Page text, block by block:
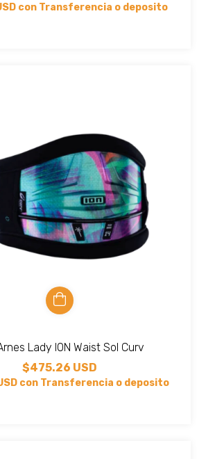
con Transferencia o deposito
Lady ION Waist Sol Curv
$475.26 USD
con Transferencia o deposito